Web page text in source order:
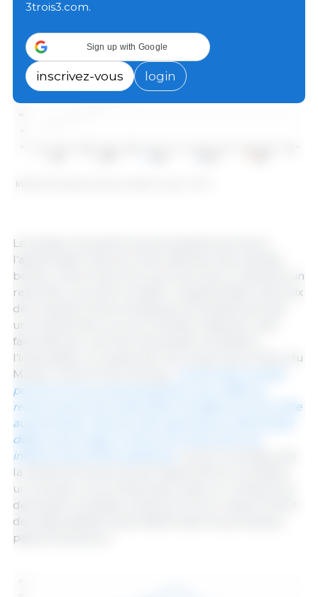
Indice FAO des prix de la viande. Source : FAO.
La hausse mensuelle est principalement due à
l’appréciation des prix internationaux des viandes
bovine, ovine et porcine, qui a plus que compensé un
repli des cours de la volaille. L’augmentation des prix
de la viande d’ovins s’explique principalement par
une hausse des cours en Océanie, laquelle a été
favorisée par une forte demande mondiale à
l’importation, en particulier de la part de la Chine, du
Moyen-Orient et de l’Europe.
porcine ont eux aussi progressé, sous l’effet du
renforcement de la demande mondiale et d’une nette
augmentation des prix des exportations allemandes
depuis que le pays a retrouvé le statut de zone
indemne de la fièvre aphteuse
la viande de bovins se sont appréciés et ont atteint
un nouveau record historique, dans un contexte de
demande mondiale soutenue et d’un resserrement
des disponibilités exportables dans les principaux
pays producteurs.
3trois3.com.
Sign up with Google
inscrivez-vous login